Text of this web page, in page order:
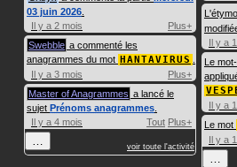
03 juin 2026
Il y a 2 mois
Plus+
Swebble a commenté les
anagrammes du mot HANTAVIRUS
Il y a 3 mois
Plus+
Master of Anagrammes a lancé le
sujet Prénoms anagrammes
Il y a 4 mois
Tout Plus+
voir toute l'activité
Il y a
Le
Il y a
Le mot
Il y a